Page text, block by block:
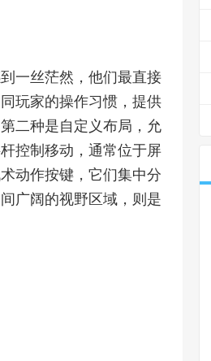
一丝茫然，他们最直接
玩家的操作习惯，提供
二种是自定义布局，允
控制移动，通常位于屏
动作按键，它们集中分
广阔的视野区域，则是